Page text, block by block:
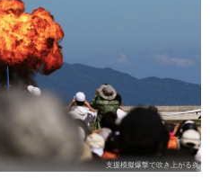
支援模擬爆撃で吹き上がる炎